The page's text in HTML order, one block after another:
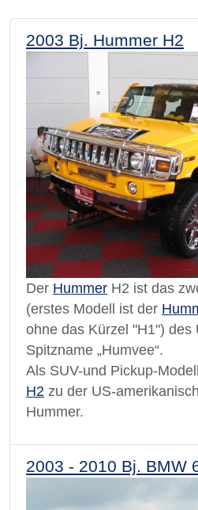
2003 Bj. Hummer H2
Der Hummer H2 ist das
(erstes Modell ist der
ohne das Kürzel "H1") des
Spitzname „Humvee“.
Als SUV-und Pickup-
H2 zu der US-
Hummer.
2003 - 2010 Bj. BMW